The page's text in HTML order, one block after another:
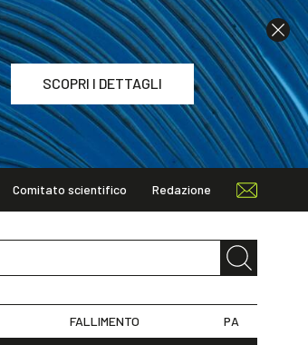
SCOPRI I DETTAGLI
Comitato scientifico Redazione
FALLIMENTO PA